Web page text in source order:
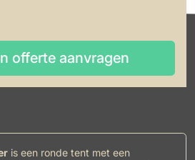
offerte aanvragen
offerte aanvragen
is een ronde tent met een